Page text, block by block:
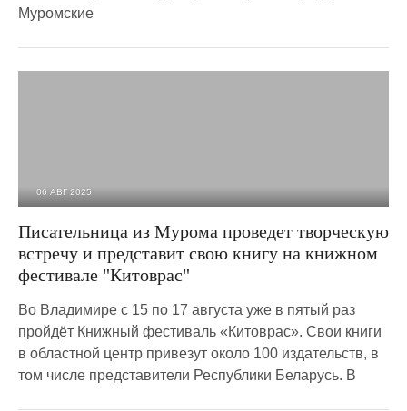
Муромские
06 АВГ 2025
Писательница из Мурома проведет творческую
встречу и представит свою книгу на книжном
фестивале "Китоврас"
Во Владимире с 15 по 17 августа уже в пятый раз
пройдёт Книжный фестиваль «Китоврас». Свои книги
в областной центр привезут около 100 издательств, в
том числе представители Республики Беларусь. В